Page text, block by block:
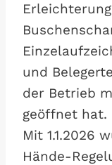
und
der Betrieb
geöffnet hat.
Mit 1.1.2026
Hände-